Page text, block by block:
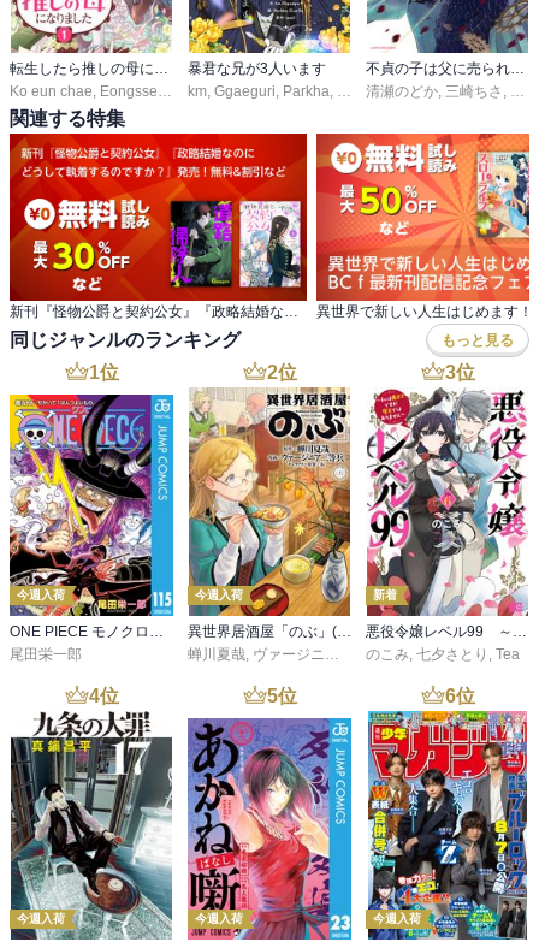
Ko eun chae Eongsseu Gyammi,San-ho ,Eunsan
暴君な兄が3人います
km Ggaeguri Parkha Eun Du,jomil
清瀬のどか 三崎ちさ
関連する特集
同じジャンルのランキング もっと見る
1位
今週入荷
ONE PIECE モノクロ版 115
尾田栄一郎
2位
今週入荷
異世界居酒屋「のぶ」(22)
蝉川夏哉, ヴァージニア二等兵 ,転
3位
新着
悪役令嬢レベル99 ～私は裏ボスですが魔王ではありません～ その６
のこみ, 七夕さとり , Tea
4位
今週入荷
5位
今週入荷
6位
今週入荷